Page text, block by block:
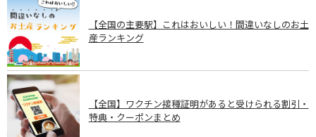
【全国の主要駅】これはおいしい！間違いなしのお土
産ランキング
【全国】ワクチン接種証明があると受けられる割引・
特典・クーポンまとめ